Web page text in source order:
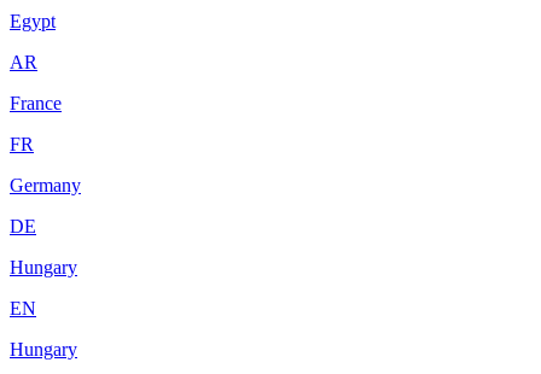
Egypt
AR
France
FR
Germany
DE
Hungary
EN
Hungary